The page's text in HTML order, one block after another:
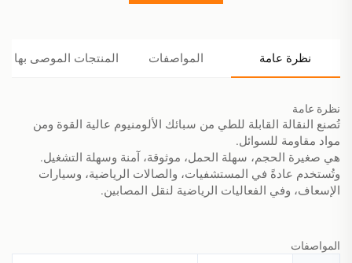
نظرة عامة المواصفات المنتجات الموصى بها
نظرة عامة
تُصنع النقالة القابلة للطي من سبائك الألومنيوم عالية القوة ومن
مواد مقاومة للسوائل.
هي صغيرة الحجم، سهلة الحمل، موثوقة، آمنة وسهلة التشغيل.
وتُستخدم عادةً في المستشفيات، والصالات الرياضية، وسيارات
الإسعاف، وفي الفعاليات الرياضية لنقل المصابين.
المواصفات